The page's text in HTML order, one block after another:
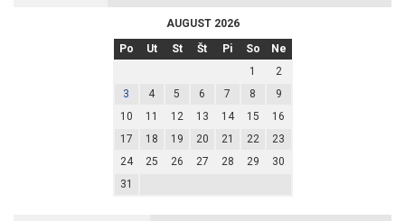
AUGUST 2026
Po
Ut St Št Pi So
Ne
1
2
3
4 5 6 7 8
9
10
11 12 13 14 15
16
17
18 19 20 21 22
23
24
25 26 27 28 29
30
31